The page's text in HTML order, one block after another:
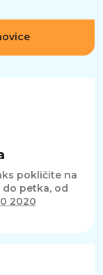
pokličite na
petka, od
2020